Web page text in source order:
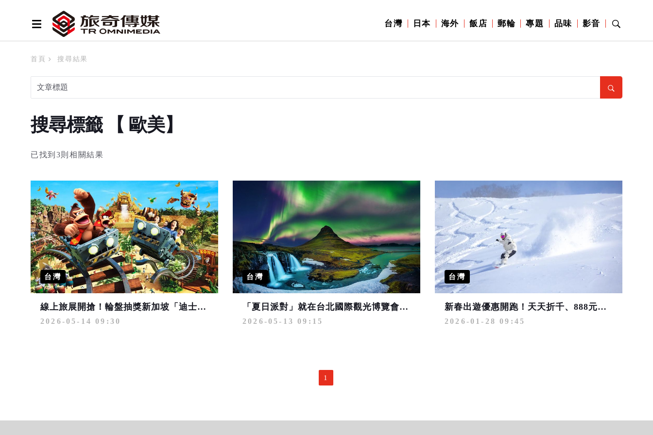
台灣 日本 海外 飯店 郵輪 專題 品味 影音
首頁 搜尋結果
搜尋標籤 【 歐美】
已找到3則相關結果
台灣
線上旅展開搶！輪盤抽獎新加坡「迪士尼郵輪」免費送
2026-05-14 09:30
台灣
「夏日派對」就在台北國際觀光博覽會！精選世界旅程 現省萬元限時搶
2026-05-13 09:15
台灣
新春出遊優惠開跑！天天折千、888元紅包、1折與買1送1限量搶購
2026-01-28 09:45
1